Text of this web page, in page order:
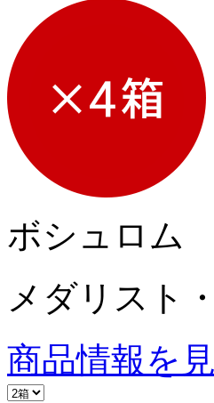
ボシュロム
メダリスト
商品情報を